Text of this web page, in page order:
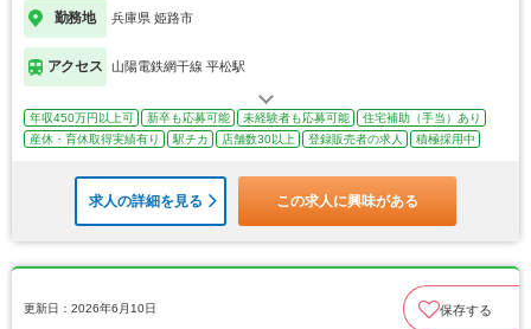
勤務地 兵庫県 姫路市
アクセス 山陽電鉄網干線 平松駅
年収450万円以上可 新卒も応募可能 未経験者も応募可能
住宅補助（手当）あり
産休・育休取得実績有り
駅チカ 店舗数30以上 登録販売者の求人 積極採用中
求人の詳細を見る この求人に興味がある
更新日：2026年6月10日 保存する